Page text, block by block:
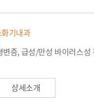
기내과
변증, 급성/만성 바이러스
상세소개